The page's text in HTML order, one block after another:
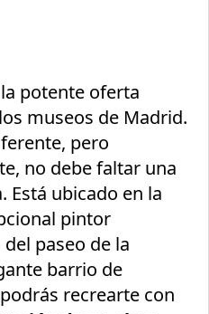
potente oferta
museos de Madrid.
pero
no debe faltar una
Está ubicado en la
pintor
paseo de la
barrio de
recrearte con